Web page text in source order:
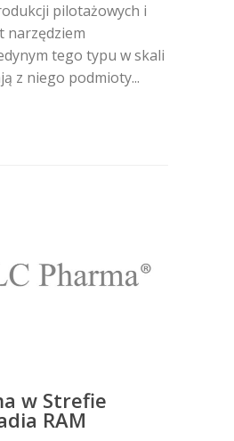
pilotażowych i
narzędziem
tego typu w skali
z niego podmioty...
w Strefie
RAM